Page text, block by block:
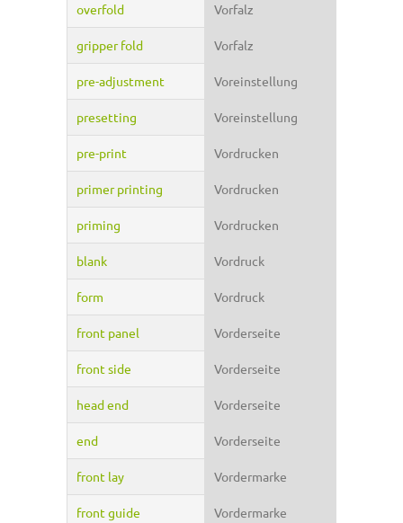
overfold Vorfalz
gripper fold Vorfalz
pre-adjustment Voreinstellung
presetting Voreinstellung
pre-print Vordrucken
primer printing Vordrucken
priming Vordrucken
blank Vordruck
form Vordruck
front panel Vorderseite
front side Vorderseite
head end Vorderseite
end Vorderseite
front lay Vordermarke
front guide Vordermarke